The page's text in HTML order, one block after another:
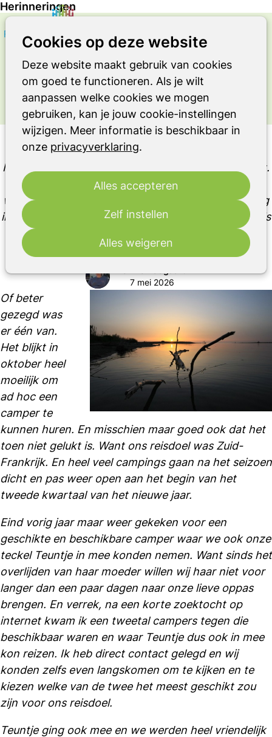
Cookies op deze website
Deze website maakt gebruik van cookies
om goed te functioneren. Als je wilt
aanpassen welke cookies we mogen
gebruiken, kan je jouw cookie-instellingen
wijzigen. Meer informatie is beschikbaar in
onze privacyverklaring.
Alles accepteren
Zelf instellen
Alles weigeren
Herinneringen
OVER LEVEN MET DE ZIEKTE VAN
PARKINSONISME OF RBD
Ervaringsverhaal
Herinneringen
Ik heb samen met mijn lief een to-do lijstje gemaakt.
Geen bucketlist, maar gewoon een lijstje met
wensen die er nog zijn en die als het mogelijk is nog
in vervulling kunnen gaan. Met een camper op reis is
7 mei 2026
Of beter
gezegd was
er één van.
Het blijkt in
oktober heel
moeilijk om
ad hoc een
camper te
kunnen huren. En misschien maar goed ook dat het
toen niet gelukt is. Want ons reisdoel was Zuid-
Frankrijk. En heel veel campings gaan na het seizoen
dicht en pas weer open aan het begin van het
tweede kwartaal van het nieuwe jaar.
Eind vorig jaar maar weer gekeken voor een
geschikte en beschikbare camper waar we ook onze
teckel Teuntje in mee konden nemen. Want sinds het
overlijden van haar moeder willen wij haar niet voor
langer dan een paar dagen naar onze lieve oppas
brengen. En verrek, na een korte zoektocht op
internet kwam ik een tweetal campers tegen die
beschikbaar waren en waar Teuntje dus ook in mee
kon reizen. Ik heb direct contact gelegd en wij
konden zelfs even langskomen om te kijken en te
kiezen welke van de twee het meest geschikt zou
zijn voor ons reisdoel.
Teuntje ging ook mee en we werden heel vriendelijk